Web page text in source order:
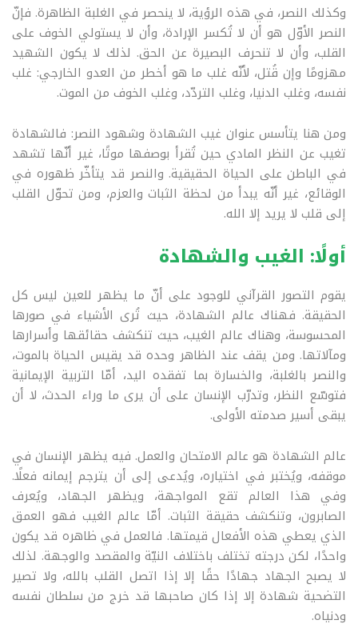
وكذلك النصر، في هذه الرؤية، لا ينحصر في الغلبة الظاهرة. فإنّ
النصر الأوّل هو أن لا تُكسر الإرادة، وأن لا يستولي الخوف على
القلب، وأن لا تنحرف البصيرة عن الحق. لذلك لا يكون الشهيد
مهزومًا وإن قُتل، لأنّه غلب ما هو أخطر من العدو الخارجي: غلب
نفسه، وغلب الدنيا، وغلب التردّد، وغلب الخوف من الموت.
ومن هنا يتأسس عنوان غيب الشهادة وشهود النصر: فالشهادة
تغيب عن النظر المادي حين تُقرأ بوصفها موتًا، غير أنّها تشهد
في الباطن على الحياة الحقيقية. والنصر قد يتأخّر ظهوره في
الوقائع، غير أنّه يبدأ من لحظة الثبات والعزم، ومن تحوّل القلب
إلى قلب لا يريد إلا الله.
أولًا: الغيب والشهادة
يقوم التصور القرآني للوجود على أنّ ما يظهر للعين ليس كل
الحقيقة. فهناك عالم الشهادة، حيث تُرى الأشياء في صورها
المحسوسة، وهناك عالم الغيب، حيث تنكشف حقائقها وأسرارها
ومآلاتها. ومن يقف عند الظاهر وحده قد يقيس الحياة بالموت،
والنصر بالغلبة، والخسارة بما تفقده اليد، أمّا التربية الإيمانية
فتوسّع النظر، وتدرّب الإنسان على أن يرى ما وراء الحدث، لا أن
يبقى أسير صدمته الأولى.
عالم الشهادة هو عالم الامتحان والعمل. فيه يظهر الإنسان في
موقفه، ويُختبر في اختياره، ويُدعى إلى أن يترجم إيمانه فعلًا.
وفي هذا العالم تقع المواجهة، ويظهر الجهاد، ويُعرف
الصابرون، وتنكشف حقيقة الثبات. أمّا عالم الغيب فهو العمق
الذي يعطي هذه الأفعال قيمتها. فالعمل في ظاهره قد يكون
واحدًا، لكن درجته تختلف باختلاف النيّة والمقصد والوجهة. لذلك
لا يصبح الجهاد جهادًا حقًا إلا إذا اتصل القلب بالله، ولا تصير
التضحية شهادة إلا إذا كان صاحبها قد خرج من سلطان نفسه
ودنياه.